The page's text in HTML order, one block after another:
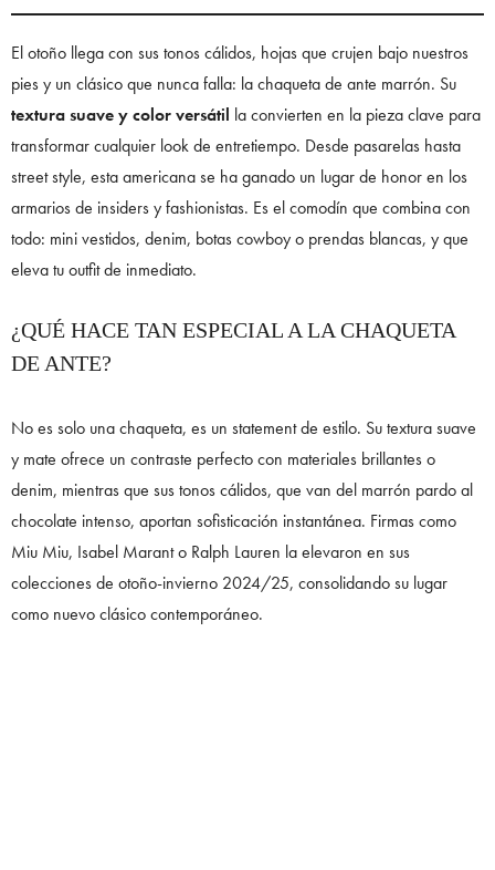
El otoño llega con sus tonos cálidos, hojas que crujen bajo nuestros
pies y un clásico que nunca falla: la chaqueta de ante marrón. Su
textura suave y color versátil la convierten en la pieza clave para
transformar cualquier look de entretiempo. Desde pasarelas hasta
street style, esta americana se ha ganado un lugar de honor en los
armarios de insiders y fashionistas. Es el comodín que combina con
todo: mini vestidos, denim, botas cowboy o prendas blancas, y que
eleva tu outfit de inmediato.
¿QUÉ HACE TAN ESPECIAL A LA CHAQUETA
DE ANTE?
No es solo una chaqueta, es un statement de estilo. Su textura suave
y mate ofrece un contraste perfecto con materiales brillantes o
denim, mientras que sus tonos cálidos, que van del marrón pardo al
chocolate intenso, aportan sofisticación instantánea. Firmas como
Miu Miu, Isabel Marant o Ralph Lauren la elevaron en sus
colecciones de otoño-invierno 2024/25, consolidando su lugar
como nuevo clásico contemporáneo.